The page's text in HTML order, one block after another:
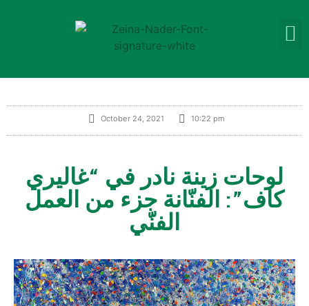
October 24, 2021 10:22 pm
لوحات زينة نادر في “غاليري
كاف”: الفنّانة جزء من العمل
الفنّي